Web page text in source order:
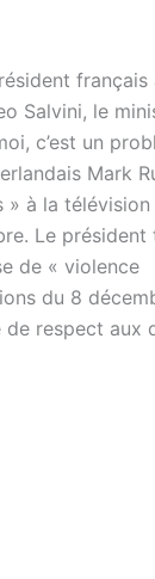
français
Salvini, le
c’est un
Mark
» à la
Le président
de « violence
du 8
de respect aux